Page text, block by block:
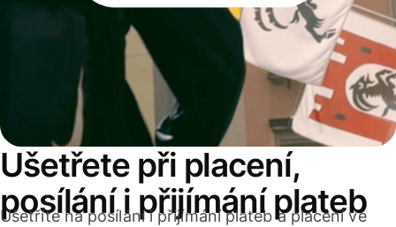
Ušetřete při placení,
posílání i přijímání plateb
Ušetříte na posílání i přijímání plateb a placení ve